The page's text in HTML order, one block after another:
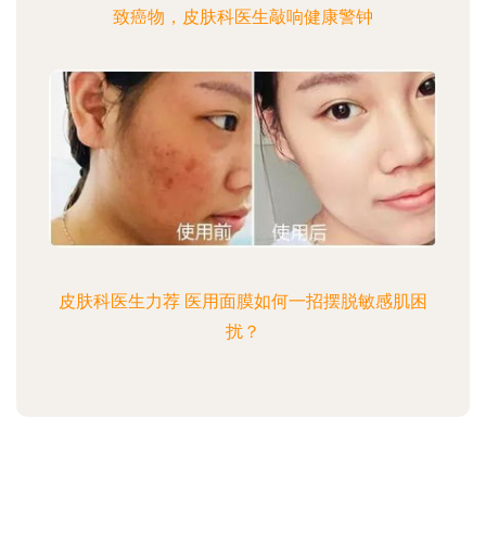
致癌物，皮肤科医生敲响健康警钟
皮肤科医生力荐 医用面膜如何一招摆脱敏感肌困
扰？